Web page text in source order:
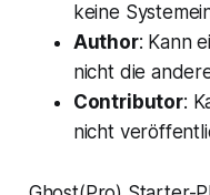
keine
Author: Kann
nicht die
Contributor:
nicht